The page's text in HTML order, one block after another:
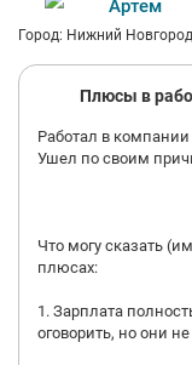
Баланс работы и
Задерживаться на
Вообще на 2 +. Всё
увольнение когда
вознаграждение.
Артем
Город: Нижний Новгород
Плюсы в
Работал в компании
Ушел по своим
Что могу сказать
плюсах:
1. Зарплата
оговорить, но они